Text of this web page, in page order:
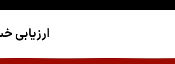
ارزیابی خسارت ۱۳۷